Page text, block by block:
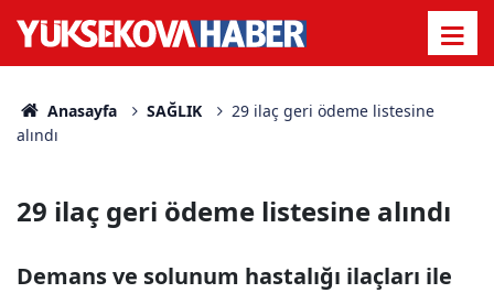
Anasayfa SAĞLIK
29 ilaç geri ödeme listesine
alındı
29 ilaç geri ödeme listesine alındı
Demans ve solunum hastalığı ilaçları ile